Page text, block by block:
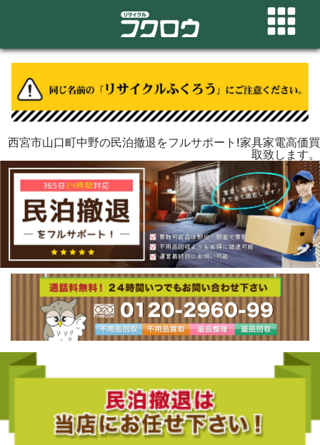
西宮市山口町中野の民泊撤退をフルサポート!家具家電高価買
取致します。